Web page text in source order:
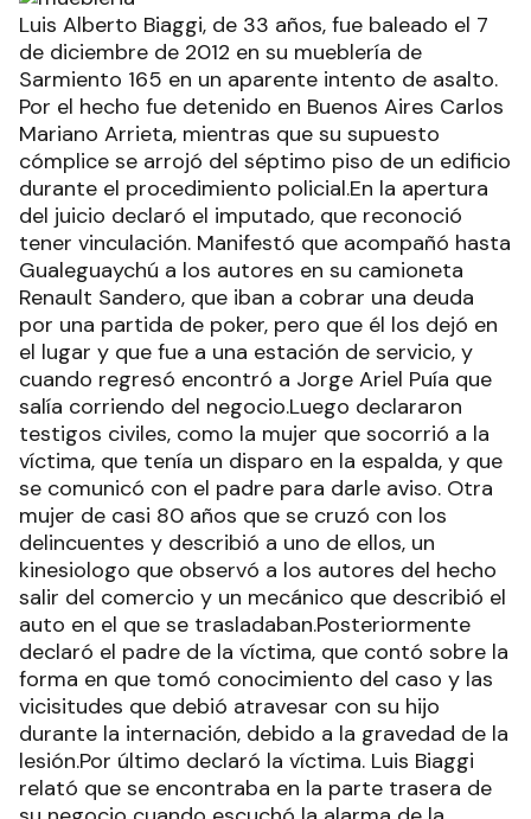
Luis Alberto Biaggi, de 33 años, fue baleado el 7
de diciembre de 2012 en su mueblería de
Sarmiento 165 en un aparente intento de asalto.
Por el hecho fue detenido en Buenos Aires Carlos
Mariano Arrieta, mientras que su supuesto
cómplice se arrojó del séptimo piso de un edificio
durante el procedimiento policial.En la apertura
del juicio declaró el imputado, que reconoció
tener vinculación. Manifestó que acompañó hasta
Gualeguaychú a los autores en su camioneta
Renault Sandero, que iban a cobrar una deuda
por una partida de poker, pero que él los dejó en
el lugar y que fue a una estación de servicio, y
cuando regresó encontró a Jorge Ariel Puía que
salía corriendo del negocio.Luego declararon
testigos civiles, como la mujer que socorrió a la
víctima, que tenía un disparo en la espalda, y que
se comunicó con el padre para darle aviso. Otra
mujer de casi 80 años que se cruzó con los
delincuentes y describió a uno de ellos, un
kinesiologo que observó a los autores del hecho
salir del comercio y un mecánico que describió el
auto en el que se trasladaban.Posteriormente
declaró el padre de la víctima, que contó sobre la
forma en que tomó conocimiento del caso y las
vicisitudes que debió atravesar con su hijo
durante la internación, debido a la gravedad de la
lesión.Por último declaró la víctima. Luis Biaggi
relató que se encontraba en la parte trasera de